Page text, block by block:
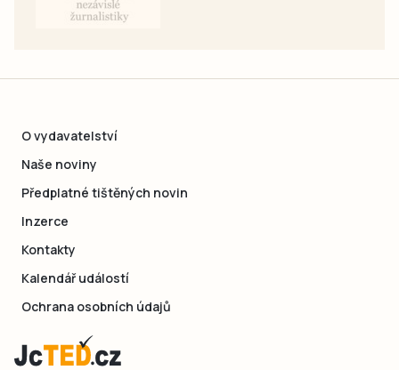
O vydavatelství
Naše noviny
Předplatné tištěných novin
Inzerce
Kontakty
Kalendář událostí
Ochrana osobních údajů